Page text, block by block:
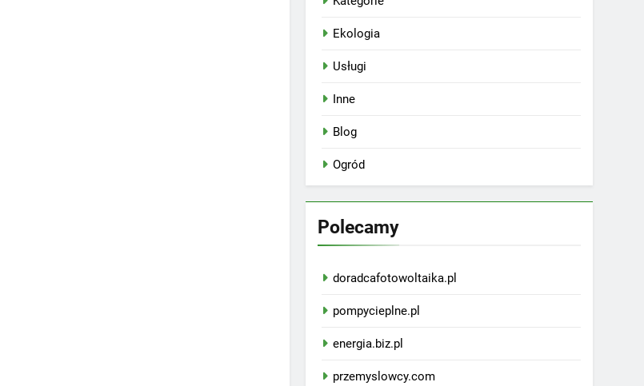
Ekologia
Usługi
Inne
Blog
Ogród
Polecamy
doradcafotowoltaika.pl
pompycieplne.pl
energia.biz.pl
przemyslowcy.com